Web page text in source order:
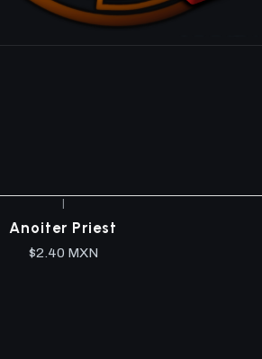
Anoiter Priest
$2.40 MXN